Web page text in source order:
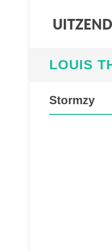
LOUIS
Stormzy